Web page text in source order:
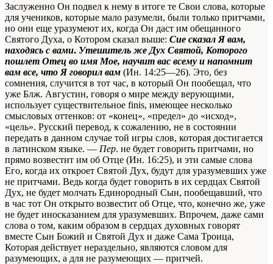
Заслуженно Он подвел к нему в итоге те Свои слова, которые
для учеников, которые мало разумели, были только притчами,
но они еще уразумеют их, когда Он даст им обещанного
Святого Духа, о Котором сказал выше: Сие сказал Я вам,
находясь с вами. Утешитель же Дух Святой, Которого
пошлет Отец во имя Мое, научит вас всему и напомнит
вам все, что Я говорил вам (Ин. 14:25—26). Это, без
сомнения, случится в тот час, в который Он пообещал, что
уже Блж. Августин, говоря о мире между верующими,
использует существительное finis, имеющее несколько
смысловых оттенков: от «конец», «предел» до «исход»,
«цель». Русский перевод, к сожалению, не в состоянии
передать в данном случае той игры слов, которая достигается
в латинском языке. — Пер. не будет говорить притчами, но
прямо возвестит им об Отце (Ин. 16:25), и эти самые слова
Его, когда их откроет Святой Дух, будут для уразумевших уже
не притчами. Ведь когда будет говорить в их сердцах Святой
Дух, не будет молчать Единородный Сын, пообещавший, что
в час тот Он открыто возвестит об Отце, что, конечно же, уже
не будет иносказанием для уразумевших. Впрочем, даже сами
слова о том, каким образом в сердцах духовных говорят
вместе Сын Божий и Святой Дух и даже Сама Троица,
Которая действует нераздельно, являются словом для
разумеющих, а для не разумеющих — притчей.